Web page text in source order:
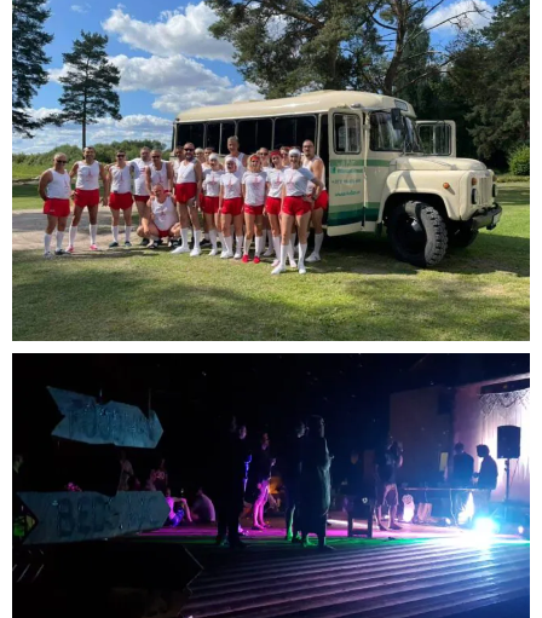
No categories
Comments feed
WordPress.org